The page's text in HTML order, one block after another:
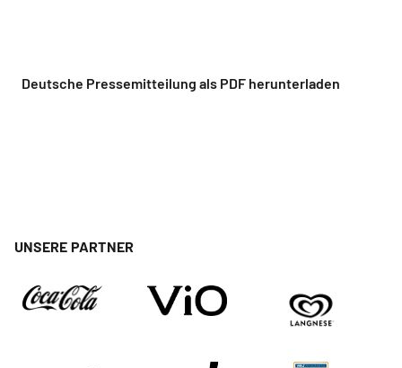
Deutsche Pressemitteilung als PDF herunterladen
UNSERE PARTNER